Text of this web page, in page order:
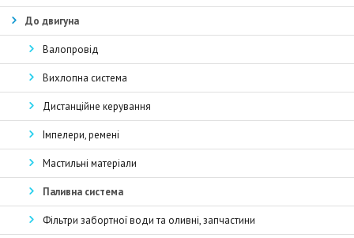
До двигуна
Валопровід
Вихлопна система
Дистанційне керування
Імпелери, ремені
Мастильні матеріали
Паливна система
Фільтри забортної води та оливні, запчастини